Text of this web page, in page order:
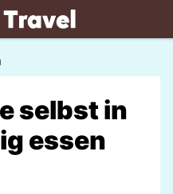
selbst in
essen